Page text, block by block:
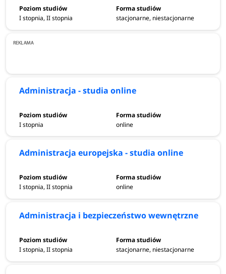
I stopnia, II stopnia stacjonarne, niestacjonarne
Administracja - studia online
I stopnia online
Administracja europejska - studia online
I stopnia, II stopnia online
Administracja i bezpieczeństwo wewnętrzne
I stopnia, II stopnia stacjonarne, niestacjonarne